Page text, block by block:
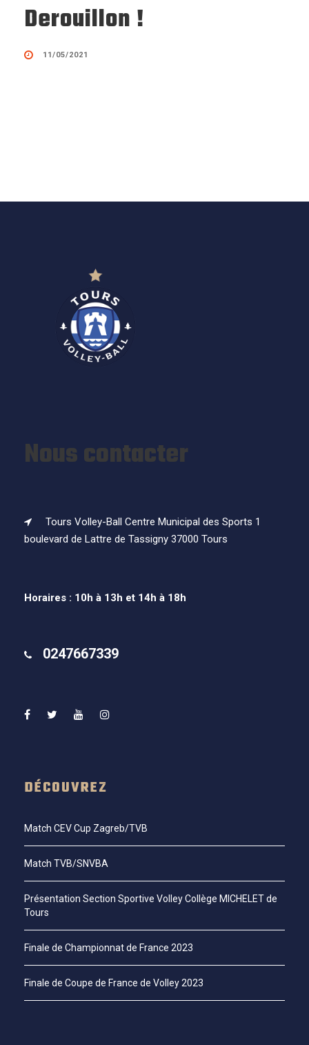
Derouillon !
11/05/2021
Nous contacter
Tours Volley-Ball Centre Municipal des Sports 1
boulevard de Lattre de Tassigny 37000 Tours
Horaires : 10h à 13h et 14h à 18h
0247667339
DÉCOUVREZ
Match CEV Cup Zagreb/TVB
Match TVB/SNVBA
Présentation Section Sportive Volley Collège MICHELET de
Tours
Finale de Championnat de France 2023
Finale de Coupe de France de Volley 2023